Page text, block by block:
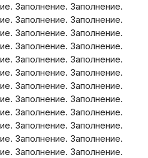
Заполнение. Заполнение.
Заполнение. Заполнение.
Заполнение. Заполнение.
Заполнение. Заполнение.
Заполнение. Заполнение.
Заполнение. Заполнение.
Заполнение. Заполнение.
Заполнение. Заполнение.
Заполнение. Заполнение.
Заполнение. Заполнение.
Заполнение. Заполнение.
Заполнение. Заполнение.